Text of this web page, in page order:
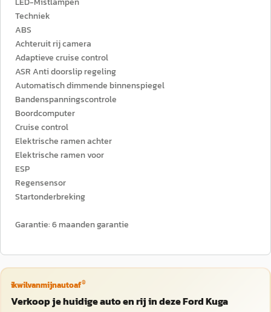
Techniek
ABS
Achteruit rij camera
Adaptieve cruise control
ASR Anti doorslip regeling
Automatisch dimmende binnenspiegel
Bandenspanningscontrole
Boordcomputer
Cruise control
Elektrische ramen achter
Elektrische ramen voor
ESP
Regensensor
Startonderbreking
Garantie: 6 maanden garantie
ikwilvanmijnautoaf®
Verkoop je huidige auto en rij in deze Ford Kuga